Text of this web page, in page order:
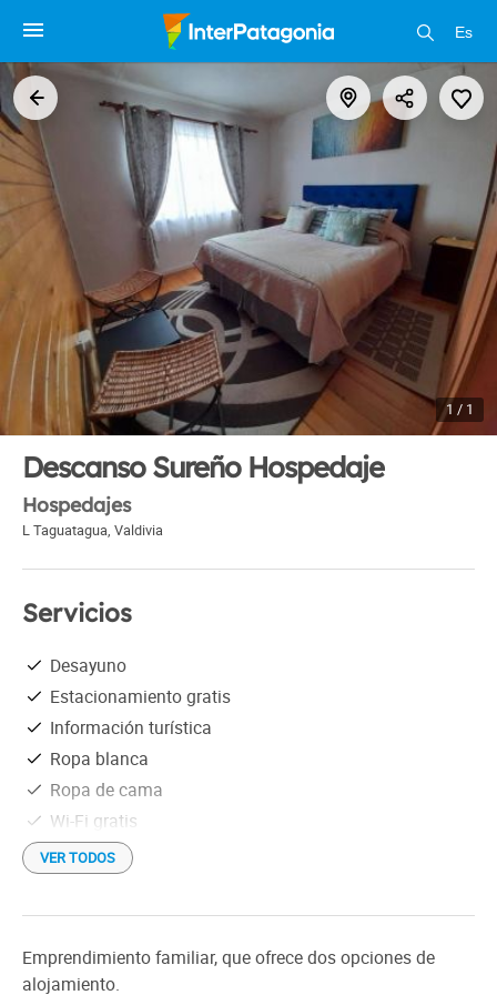
Es
1 / 1
Descanso Sureño Hospedaje
Hospedajes
L Taguatagua, Valdivia
Servicios
Desayuno
Estacionamiento gratis
Información turística
Ropa blanca
Ropa de cama
Wi-Fi gratis
VER TODOS
Emprendimiento familiar, que ofrece dos opciones de
alojamiento.